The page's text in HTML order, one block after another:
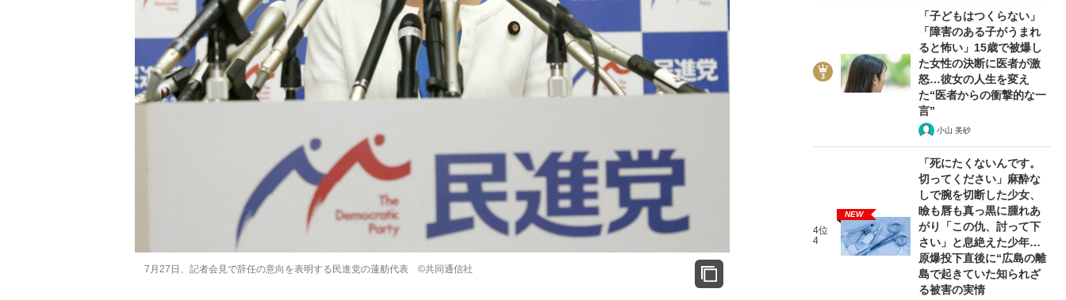
7月27日、記者会見で辞任の意向を表明する民進党の蓮舫代表 ©共同通信社
「子どもはつくらない」
「障害のある子がうまれ
ると怖い」15歳で被爆し
た女性の決断に医者が激
怒…彼女の人生を変え
た“医者からの衝撃的な一
言”
小山 美砂
4位
4
NEW
「死にたくないんです。
切ってください」麻酔な
しで腕を切断した少女、
瞼も唇も真っ黒に腫れあ
がり「この仇、討って下
さい」と息絶えた少年…
原爆投下直後に“広島の離
島で起きていた知られざ
る被害の実情